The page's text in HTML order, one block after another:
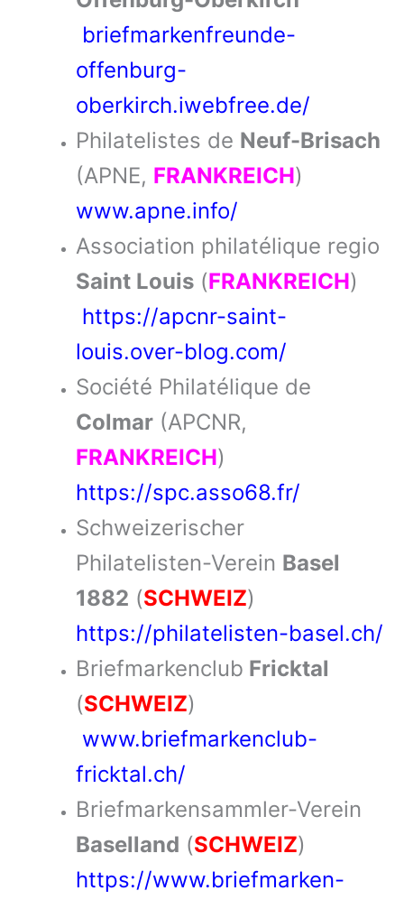
briefmarkenfreunde-
offenburg-
oberkirch.iwebfree.de/
Philatelistes de Neuf-Brisach
(APNE, FRANKREICH)
www.apne.info/
Association philatélique regio
Saint Louis(FRANKREICH)
https://apcnr-saint-
louis.over-blog.com/
Société Philatélique de
Colmar(APCNR,
FRANKREICH)
https://spc.asso68.fr/
Schweizerischer
Philatelisten-Verein Basel
1882 (SCHWEIZ)
https://philatelisten-basel.ch/
Briefmarkenclub Fricktal
(SCHWEIZ)
www.briefmarkenclub-
fricktal.ch/
Briefmarkensammler-Verein
Baselland (SCHWEIZ)
https://www.briefmarken-